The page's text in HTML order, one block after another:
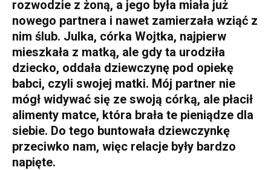
rozwodzie z żoną, a jego była miała już
nowego partnera i nawet zamierzała wziąć z
nim ślub. Julka, córka Wojtka, najpierw
mieszkała z matką, ale gdy ta urodziła
dziecko, oddała dziewczynę pod opiekę
babci, czyli swojej matki. Mój partner nie
mógł widywać się ze swoją córką, ale płacił
alimenty matce, która brała te pieniądze dla
siebie. Do tego buntowała dziewczynkę
przeciwko nam, więc relacje były bardzo
napięte.